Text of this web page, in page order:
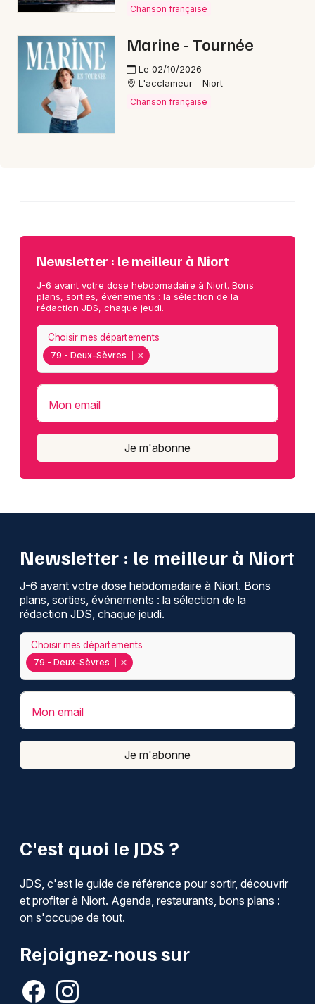
79 - Deux-Sèvres
Mon email
Je m'abonne
Chanson française
Marine - Tournée
Le 02/10/2026
L'acclameur - Niort
Chanson française
Newsletter : le meilleur à Niort
J-6 avant votre dose hebdomadaire à Niort. Bons
plans, sorties, événements : la sélection de la
rédaction JDS, chaque jeudi.
79 - Deux-Sèvres
Choisir mes départements
Mon email
Je m'abonne
C'est quoi le JDS ?
JDS, c'est le guide de référence pour sortir, découvrir
et profiter à Niort. Agenda, restaurants, bons plans :
on s'occupe de tout.
Rejoignez-nous sur
Newsletter : le meilleur à Niort
J-6 avant votre dose hebdomadaire à Niort. Bons
plans, sorties, événements : la sélection de la
rédaction JDS, chaque jeudi.
79 - Deux-Sèvres
Choisir mes départements
Mon email
Je m'abonne